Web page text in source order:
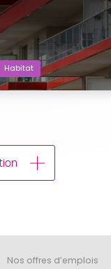
Habitat
Nos offres d’emplois